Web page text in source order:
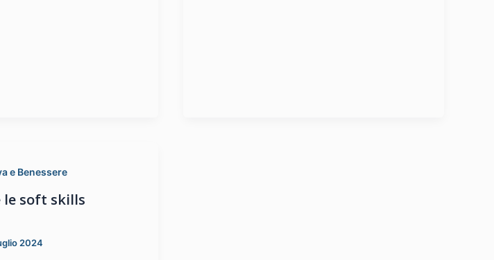
e Benessere
le soft skills
2024